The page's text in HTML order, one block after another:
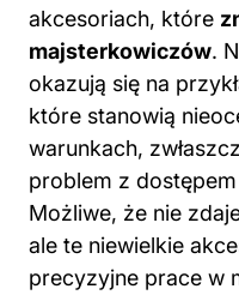
akcesoriach, które
majsterkowiczów.
okazują się na
które stanowią
warunkach,
problem z
Możliwe, że nie
ale te niewielkie
precyzyjne prace w